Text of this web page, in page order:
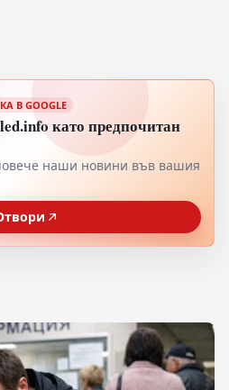
В GOOGLE
като предпочитан
наши новини във вашия